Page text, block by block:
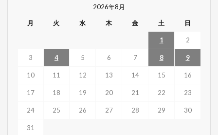
2026年8月
月 火 水 木 金 土 日
1 2
3 4 5 6 7 8 9
10 11 12 13 14 15 16
17 18 19 20 21 22 23
24 25 26 27 28 29 30
31